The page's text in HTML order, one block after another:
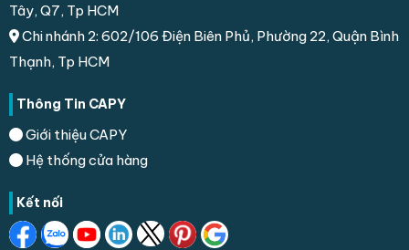
Tây, Q7, Tp HCM
Chi nhánh 2: 602/106 Điện Biên Phủ, Phường 22, Quận Bình
Thạnh, Tp HCM
Thông Tin CAPY
Giới thiệu CAPY
Hệ thống cửa hàng
Kết nối